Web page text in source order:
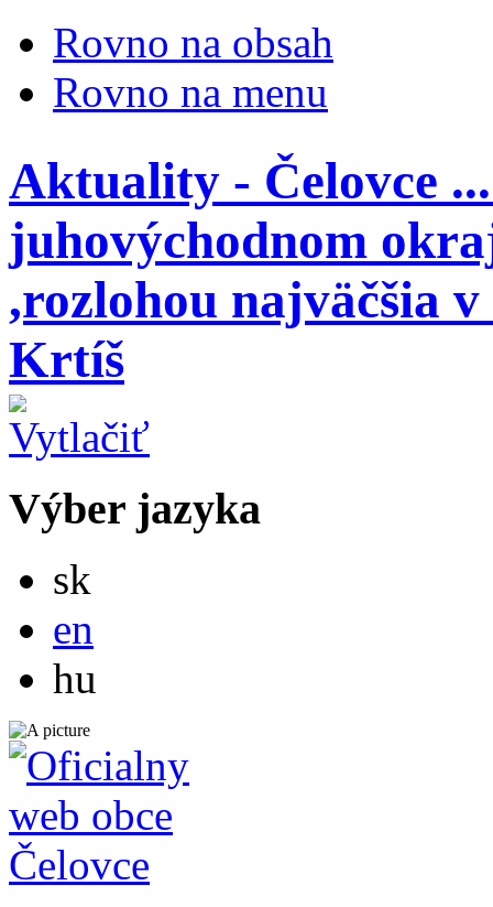
Rovno na obsah
Rovno na menu
Aktuality - Čelovce
juhovýchodnom
,rozlohou najväčšia
Krtíš
Výber jazyka
sk
en
hu